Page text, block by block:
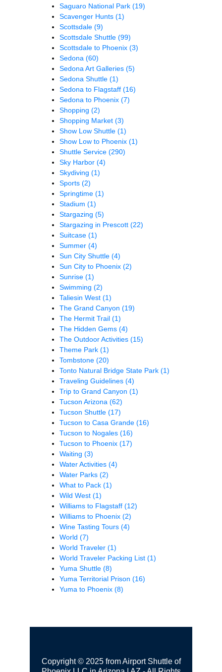
Saguaro National Park (19)
Scavenger Hunts (1)
Scottsdale (9)
Scottsdale Shuttle (99)
Scottsdale to Phoenix (3)
Sedona (60)
Sedona Art Galleries (5)
Sedona Shuttle (1)
Sedona to Flagstaff (16)
Sedona to Phoenix (7)
Shopping (2)
Shopping Market (3)
Show Low Shuttle (1)
Show Low to Phoenix (1)
Shuttle Service (290)
Sky Harbor (4)
Skydiving (1)
Sports (2)
Springtime (1)
Stadium (1)
Stargazing (5)
Stargazing in Prescott (22)
Suitcase (1)
Summer (4)
Sun City Shuttle (4)
Sun City to Phoenix (2)
Sunrise (1)
Swimming (2)
Taliesin West (1)
The Grand Canyon (19)
The Hermit Trail (1)
The Hidden Gems (4)
The Outdoor Activities (15)
Theme Park (1)
Tombstone (20)
Tonto Natural Bridge State Park (1)
Traveling Guidelines (4)
Trip to Grand Canyon (1)
Tucson Arizona (62)
Tucson Shuttle (17)
Tucson to Casa Grande (16)
Tucson to Nogales (16)
Tucson to Phoenix (17)
Waiting (3)
Water Activities (4)
Water Parks (2)
What to Pack (1)
Wild West (1)
Williams to Flagstaff (12)
Williams to Phoenix (2)
Wine Tasting Tours (4)
World (7)
World Traveler (1)
World Traveler Packing List (1)
Yuma Shuttle (8)
Yuma Territorial Prison (16)
Yuma to Phoenix (8)
Copyright © 2025 from Airport Shuttle of